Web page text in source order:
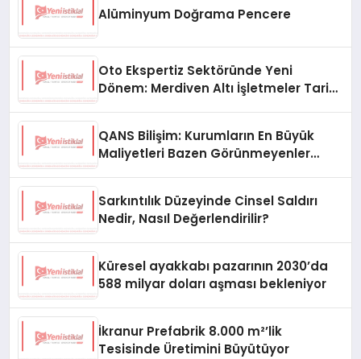
Alüminyum Doğrama Pencere
Oto Ekspertiz Sektöründe Yeni
Dönem: Merdiven Altı İşletmeler Tarih
QANS Bilişim: Kurumların En Büyük
Maliyetleri Bazen Görünmeyenler
Sarkıntılık Düzeyinde Cinsel Saldırı
Nedir, Nasıl Değerlendirilir?
Küresel ayakkabı pazarının 2030’da
588 milyar doları aşması bekleniyor
İkranur Prefabrik 8.000 m²’lik
Tesisinde Üretimini Büyütüyor